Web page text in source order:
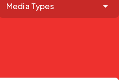
Media Types